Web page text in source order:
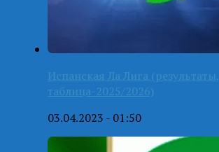
Испанская Ла Лига (результаты,
таблица-2025/2026)
03.04.2023 - 01:50